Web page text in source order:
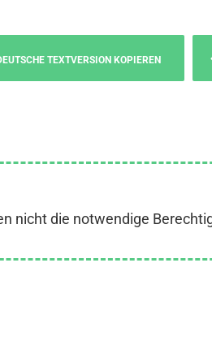
TEXTVERSION KOPIEREN
nicht die notwendige